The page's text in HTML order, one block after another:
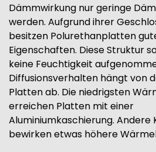
Dämmwirkung nur geringe
werden. Aufgrund ihrer
besitzen Polurethanplatten
Eigenschaften. Diese Struktur
keine Feuchtigkeit
Diffusionsverhalten hängt von
Platten ab. Die niedrigsten
erreichen Platten mit einer
Aluminiumkaschierung. Andere
bewirken etwas höhere